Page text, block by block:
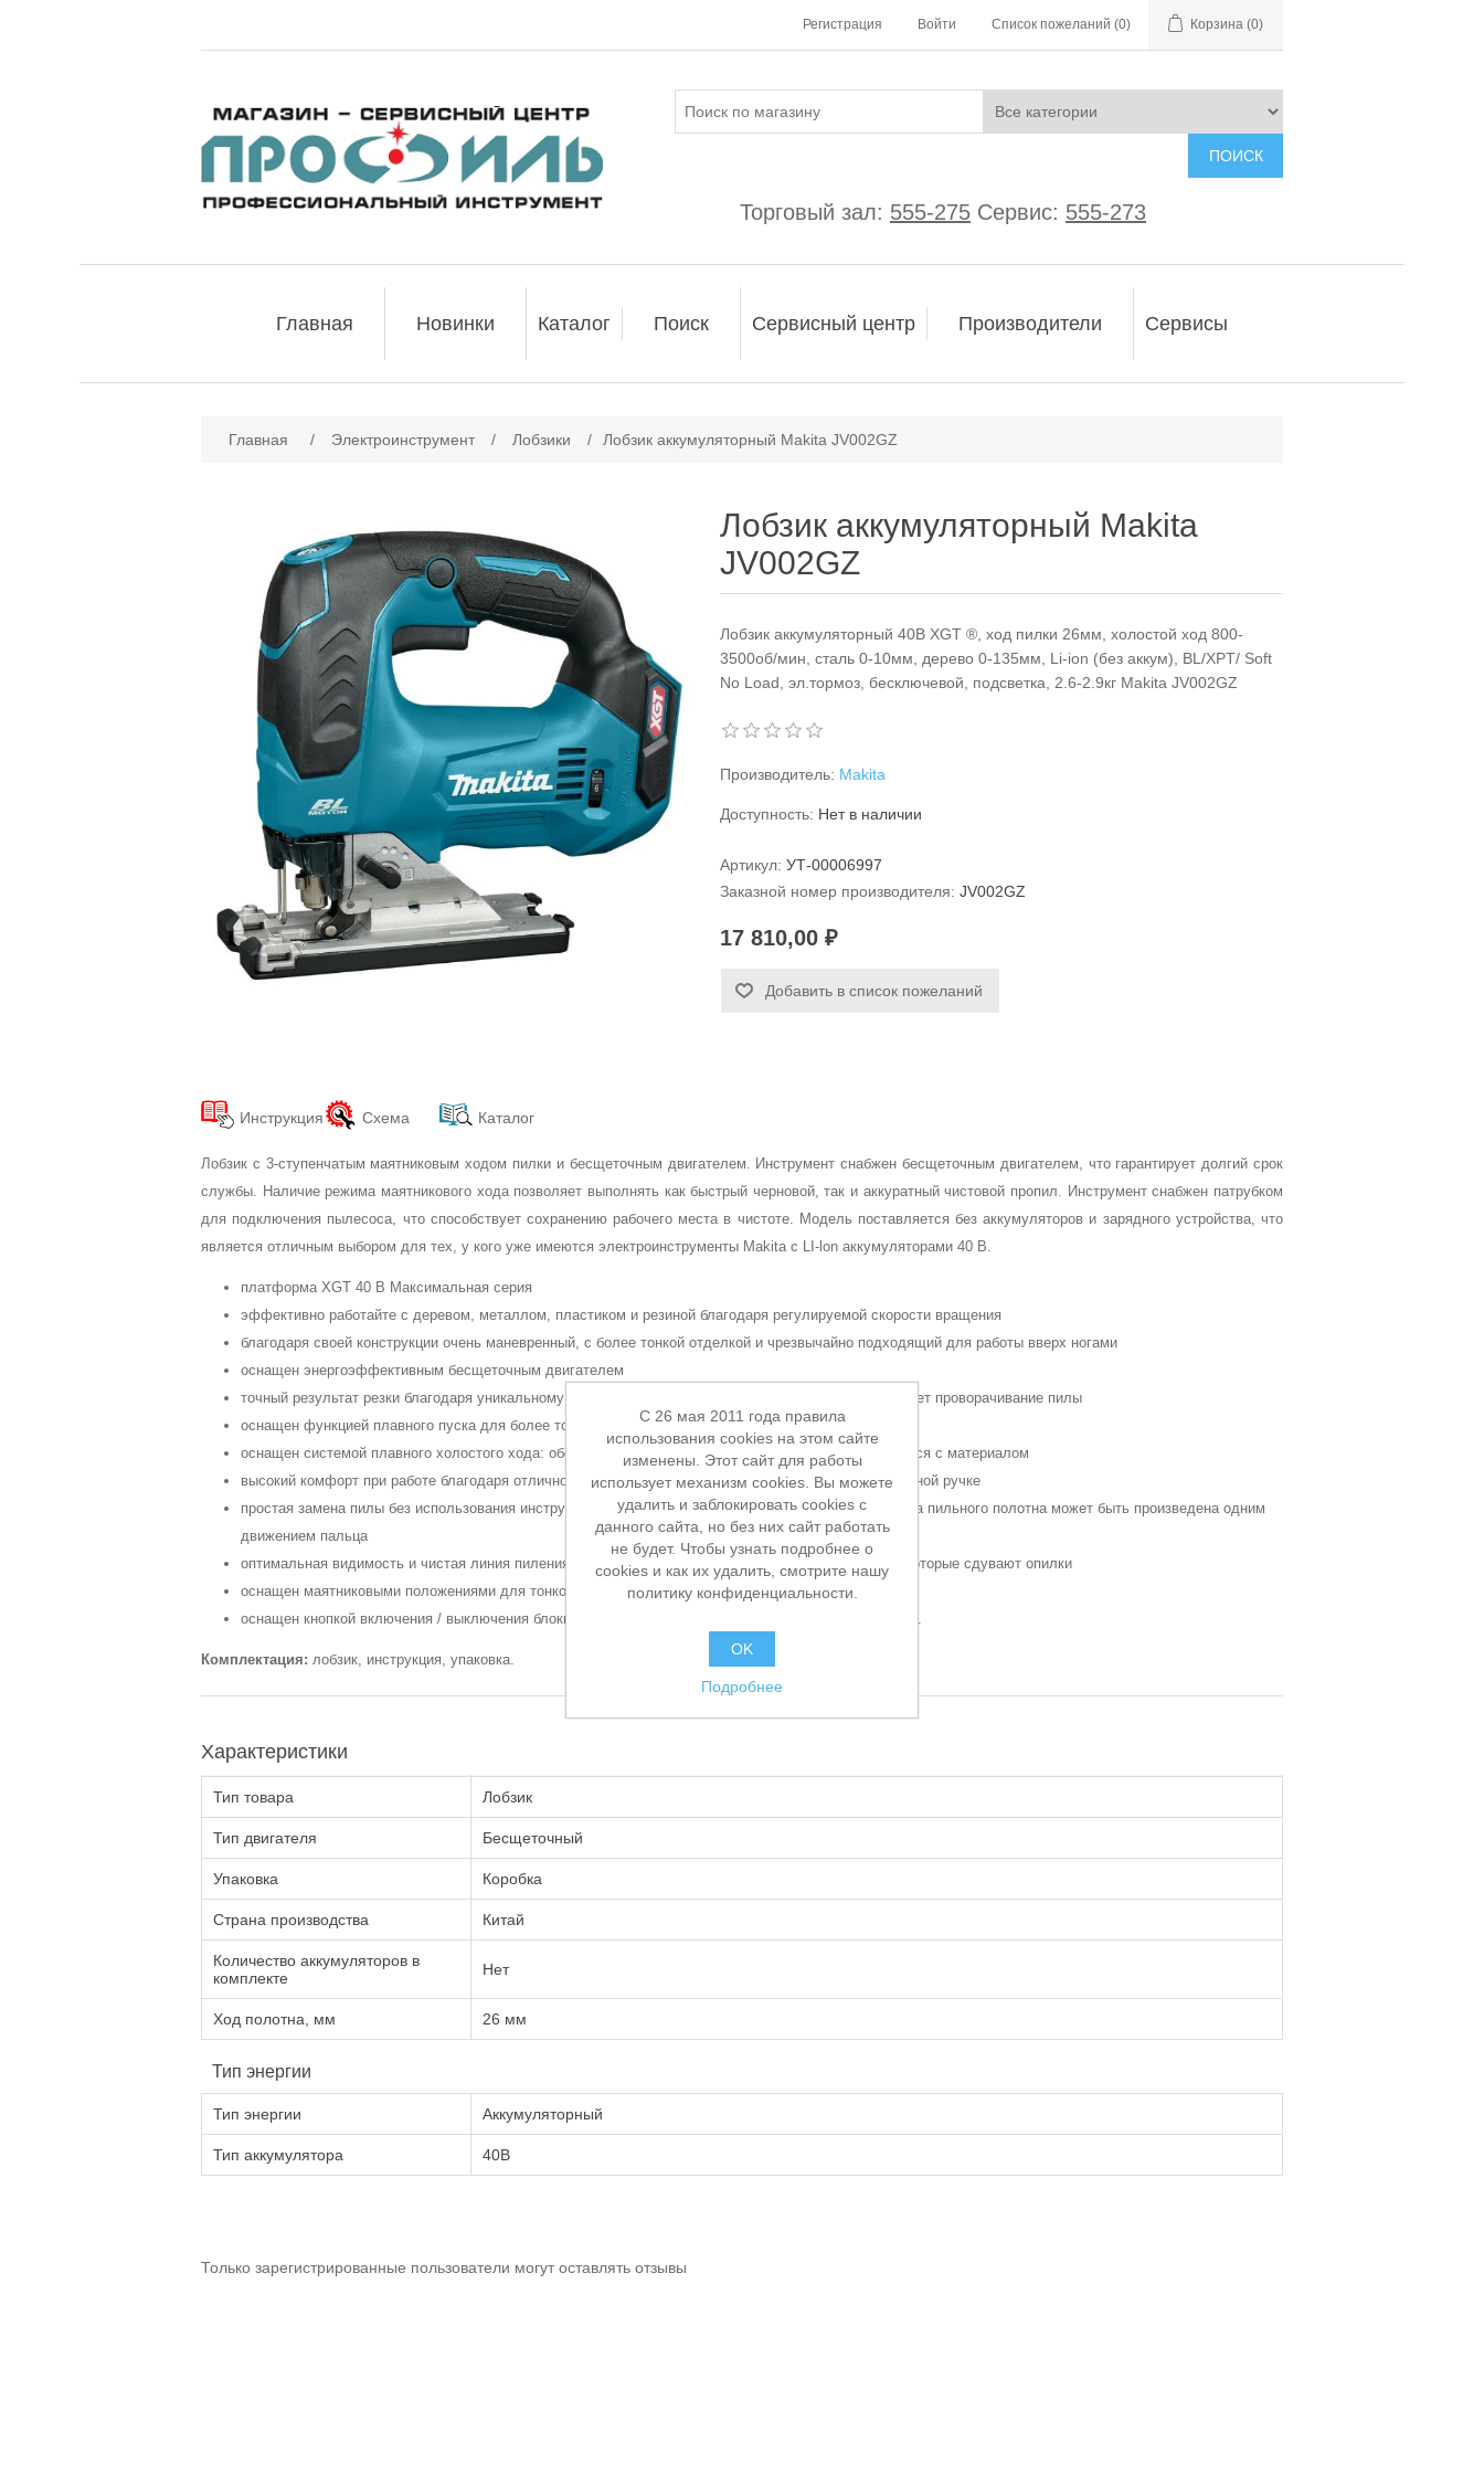
Регистрация Войти Список пожеланий (0) Корзина (0)
ПОИСК
Торговый зал: 555-275 Сервис: 555-273
Главная Новинки Каталог Поиск Сервисный центр Производители Сервисы
Главная / Электроинструмент / Лобзики / Лобзик аккумуляторный Makita JV002GZ
Лобзик аккумуляторный Makita
JV002GZ
Лобзик аккумуляторный 40В XGT ®, ход пилки 26мм, холостой ход 800-
3500об/мин, сталь 0-10мм, дерево 0-135мм, Li-ion (без аккум), BL/XPT/ Soft
No Load, эл.тормоз, бесключевой, подсветка, 2.6-2.9кг Makita JV002GZ
Производитель: Makita
Доступность: Нет в наличии
Артикул: УТ-00006997
Заказной номер производителя: JV002GZ
17 810,00 ₽
Добавить в список пожеланий
Инструкция Схема Каталог
Лобзик с 3-ступенчатым маятниковым ходом пилки и бесщеточным двигателем. Инструмент снабжен бесщеточным двигателем, что гарантирует долгий срок
службы. Наличие режима маятникового хода позволяет выполнять как быстрый черновой, так и аккуратный чистовой пропил. Инструмент снабжен патрубком
для подключения пылесоса, что способствует сохранению рабочего места в чистоте. Модель поставляется без аккумуляторов и зарядного устройства, что
является отличным выбором для тех, у кого уже имеются электроинструменты Makita с LI-lon аккумуляторами 40 В.
платформа XGT 40 В Максимальная серия
эффективно работайте с деревом, металлом, пластиком и резиной благодаря регулируемой скорости вращения
благодаря своей конструкции очень маневренный, с более тонкой отделкой и чрезвычайно подходящий для работы вверх ногами
оснащен энергоэффективным бесщеточным двигателем
точный результат резки благодаря уникальному квадратному пильному валу, который предотвращает проворачивание пилы
оснащен функцией плавного пуска для более точного пуска по линии резки
оснащен системой плавного холостого хода: обороты увеличиваются, как только пила соприкасается с материалом
высокий комфорт при работе благодаря отличной балансировке машины, легкому весу и эргономичной ручке
простая замена пилы без использования инструментов: с помощью системы CLICK (горячая) замена пильного полотна может быть произведена одним
движением пальца
оптимальная видимость и чистая линия пиления проходят через каналы охлаждающего воздуха, которые сдувают опилки
оснащен маятниковыми положениями для тонкой и грубой отделки
оснащен кнопкой включения / выключения блокировки для непрерывной и особо безопасной работы.
Комплектация: лобзик, инструкция, упаковка.
Характеристики
Тип товара Лобзик
Тип двигателя Бесщеточный
Упаковка Коробка
Страна производства Китай
Количество аккумуляторов в
комплекте
Нет
Ход полотна, мм 26 мм
Тип энергии
Тип энергии Аккумуляторный
Тип аккумулятора 40В
Только зарегистрированные пользователи могут оставлять отзывы
C 26 мая 2011 года правила
использования cookies на этом сайте
изменены. Этот сайт для работы
использует механизм cookies. Вы можете
удалить и заблокировать cookies с
данного сайта, но без них сайт работать
не будет. Чтобы узнать подробнее о
cookies и как их удалить, смотрите нашу
политику конфиденциальности.
OK
Подробнее